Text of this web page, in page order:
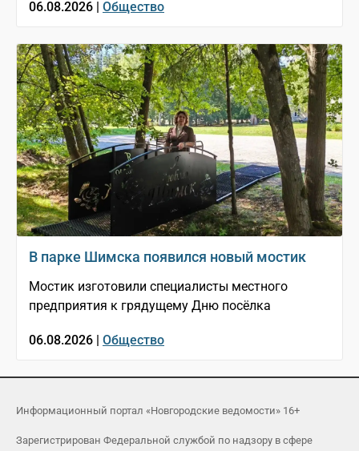
06.08.2026 | Общество
В парке Шимска появился новый мостик
Мостик изготовили специалисты местного
предприятия к грядущему Дню посёлка
06.08.2026 | Общество
Информационный портал «Новгородские ведомости» 16+
Зарегистрирован Федеральной службой по надзору в сфере